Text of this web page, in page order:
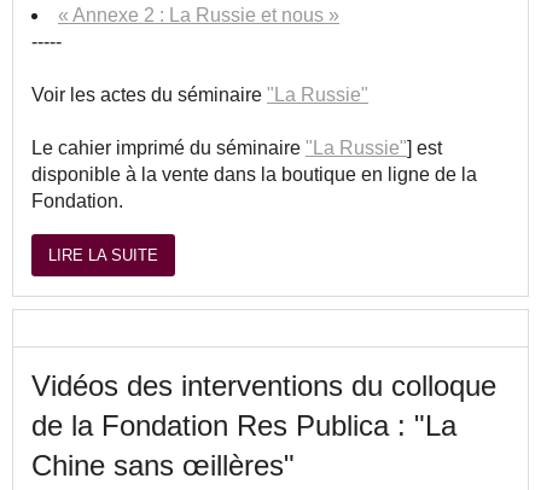
« Annexe 2 : La Russie et nous »
-----
Voir les actes du séminaire "La Russie"
Le cahier imprimé du séminaire "La Russie"] est
disponible à la vente dans la boutique en ligne de la
Fondation.
LIRE LA SUITE
Vidéos des interventions du colloque
de la Fondation Res Publica : "La
Chine sans œillères"